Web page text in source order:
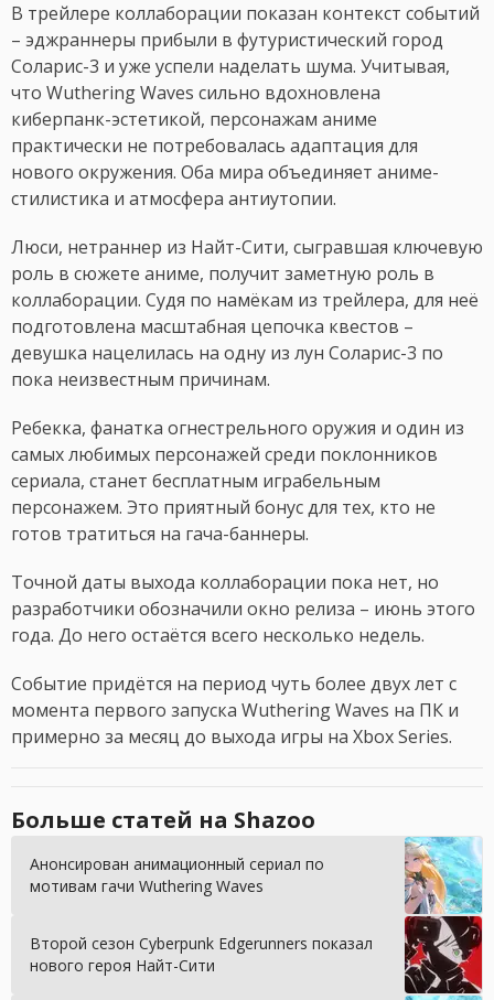
В трейлере коллаборации показан контекст событий
– эджраннеры прибыли в футуристический город
Соларис-3 и уже успели наделать шума. Учитывая,
что Wuthering Waves сильно вдохновлена
киберпанк-эстетикой, персонажам аниме
практически не потребовалась адаптация для
нового окружения. Оба мира объединяет аниме-
стилистика и атмосфера антиутопии.
Люси, нетраннер из Найт-Сити, сыгравшая ключевую
роль в сюжете аниме, получит заметную роль в
коллаборации. Судя по намёкам из трейлера, для неё
подготовлена масштабная цепочка квестов –
девушка нацелилась на одну из лун Соларис-3 по
пока неизвестным причинам.
Ребекка, фанатка огнестрельного оружия и один из
самых любимых персонажей среди поклонников
сериала, станет бесплатным играбельным
персонажем. Это приятный бонус для тех, кто не
готов тратиться на гача-баннеры.
Точной даты выхода коллаборации пока нет, но
разработчики обозначили окно релиза – июнь этого
года. До него остаётся всего несколько недель.
Событие придётся на период чуть более двух лет с
момента первого запуска Wuthering Waves на ПК и
примерно за месяц до выхода игры на Xbox Series.
Больше статей на Shazoo
Анонсирован анимационный сериал по
мотивам гачи Wuthering Waves
Второй сезон Cyberpunk Edgerunners показал
нового героя Найт-Сити